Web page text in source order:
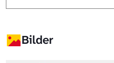
Bilder